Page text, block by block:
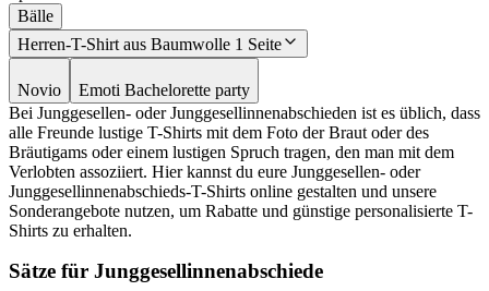
Bälle
Herren-T-Shirt aus Baumwolle 1 Seite
Novio
Emoti Bachelorette party
Bei Junggesellen- oder Junggesellinnenabschieden ist es üblich, dass
alle Freunde lustige T-Shirts mit dem Foto der Braut oder des
Bräutigams oder einem lustigen Spruch tragen, den man mit dem
Verlobten assoziiert. Hier kannst du eure Junggesellen- oder
Junggesellinnenabschieds-T-Shirts online gestalten und unsere
Sonderangebote nutzen, um Rabatte und günstige personalisierte T-
Shirts zu erhalten.
Sätze für Junggesellinnenabschiede